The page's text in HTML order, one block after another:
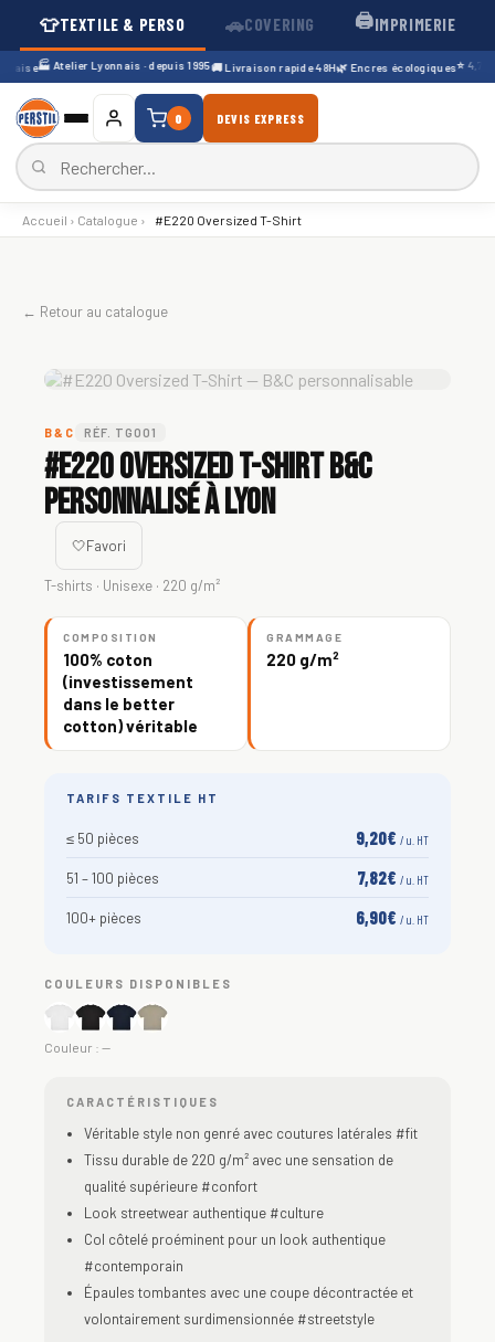
👕TEXTILE & PERSO 🚗COVERING 🖨️IMPRIMERIE
🏭 Atelier Lyonnais · depuis 1995🚚 Livraison rapide 48H🌿 Encres écologiques⭐ 4,7/5 ·
0 DEVIS EXPRESS
Accueil › Catalogue › #E220 Oversized T-Shirt
← Retour au catalogue
B&C RÉF. TG001
#E220 Oversized T-Shirt B&C
personnalisé à Lyon
🤍Favori
T-shirts · Unisexe · 220 g/m²
COMPOSITION
100% coton
(investissement
dans le better
cotton) véritable
GRAMMAGE
220 g/m²
TARIFS TEXTILE HT
≤ 50 pièces 9,20€ / u. HT
51 – 100 pièces 7,82€ / u. HT
100+ pièces 6,90€ / u. HT
COULEURS DISPONIBLES
Couleur : —
CARACTÉRISTIQUES
Véritable style non genré avec coutures latérales #fit
Tissu durable de 220 g/m² avec une sensation de
qualité supérieure #confort
Look streetwear authentique #culture
Col côtelé proéminent pour un look authentique
#contemporain
Épaules tombantes avec une coupe décontractée et
volontairement surdimensionnée #streetstyle